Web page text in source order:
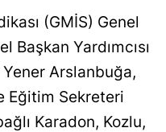
(GMİS) Genel
Başkan Yardımcısı
Arslanbuğa,
Eğitim Sekreteri
Karadon, Kozlu,